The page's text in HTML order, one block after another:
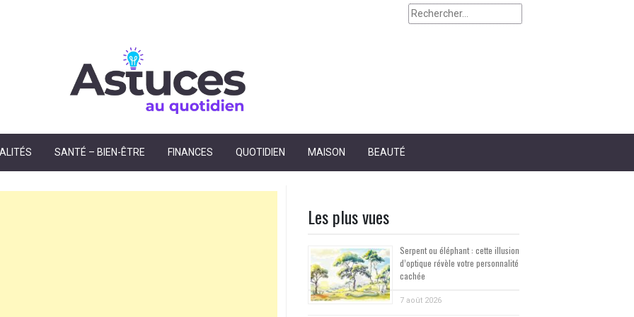
Rechercher :
SANTÉ – BIEN-ÊTRE FINANCES QUOTIDIEN MAISON BEAUTÉ
Les plus vues
Serpent ou éléphant : cette illusion
d’optique révèle votre personnalité
cachée
7 août 2026